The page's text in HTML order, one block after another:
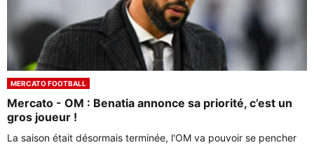
MERCATO FOOTBALL
Mercato - OM : Benatia annonce sa priorité, c’est un
gros joueur !
La saison était désormais terminée, l'OM va pouvoir se pencher